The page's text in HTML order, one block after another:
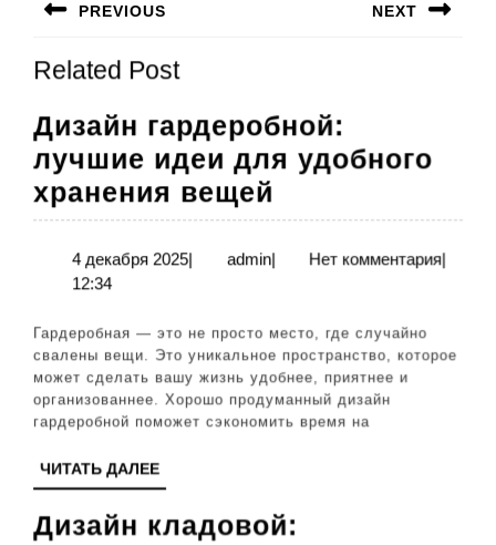
по
записям
PREVIOUS
запись:
NEXT
Related Post
Дизайн гардеробной:
лучшие идеи для удобного
хранения вещей
гардеробной:
лучшие
для
удобного
хранения
вещей
4 декабря 20254| adminadmin
| Нет комментария|
12:34
Гардеробная — это не просто место, где случайно
свалены вещи. Это уникальное пространство, которое
может сделать вашу жизнь удобнее, приятнее и
организованнее. Хорошо продуманный дизайн
гардеробной поможет сэкономить время на
ЧИТАТЬ ДАЛЕЕЧИТАТЬ
ДАЛЕЕ
Дизайн кладовой: